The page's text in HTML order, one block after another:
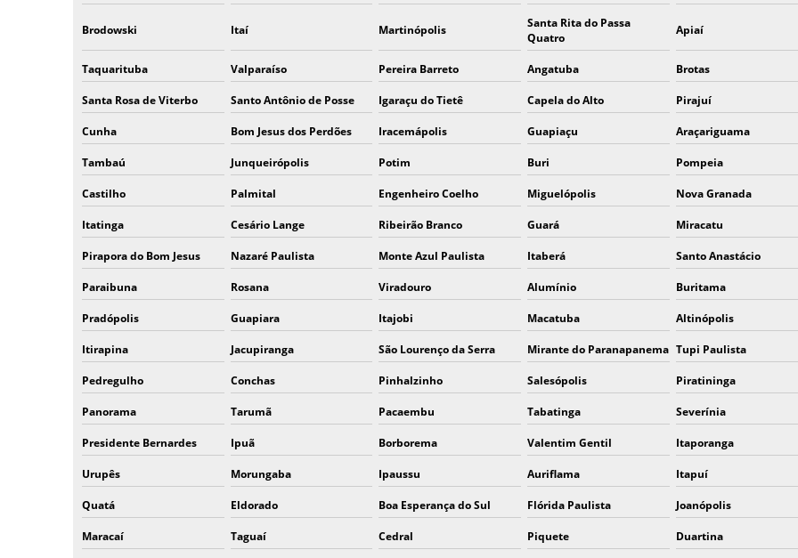
Brodowski Itaí Martinópolis
Santa Rita do Passa
Quatro
Apiaí
Taquarituba Valparaíso Pereira Barreto Angatuba Brotas
Santa Rosa de Viterbo Santo Antônio de Posse Igaraçu do Tietê Capela do Alto Pirajuí
Cunha Bom Jesus dos Perdões Iracemápolis Guapiaçu Araçariguama
Tambaú Junqueirópolis Potim Buri Pompeia
Castilho Palmital Engenheiro Coelho Miguelópolis Nova Granada
Itatinga Cesário Lange Ribeirão Branco Guará Miracatu
Pirapora do Bom Jesus Nazaré Paulista Monte Azul Paulista Itaberá Santo Anastácio
Paraibuna Rosana Viradouro Alumínio Buritama
Pradópolis Guapiara Itajobi Macatuba Altinópolis
Itirapina Jacupiranga São Lourenço da Serra Mirante do Paranapanema Tupi Paulista
Pedregulho Conchas Pinhalzinho Salesópolis Piratininga
Panorama Tarumã Pacaembu Tabatinga Severínia
Presidente Bernardes Ipuã Borborema Valentim Gentil Itaporanga
Urupês Morungaba Ipaussu Auriflama Itapuí
Quatá Eldorado Boa Esperança do Sul Flórida Paulista Joanópolis
Maracaí Taguaí Cedral Piquete Duartina